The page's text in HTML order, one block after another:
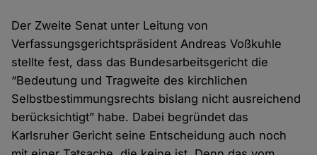
Der Zweite Senat unter Leitung von
Verfassungsgerichtspräsident Andreas Voßkuhle
stellte fest, dass das Bundesarbeitsgericht die
“Bedeutung und Tragweite des kirchlichen
Selbstbestimmungsrechts bislang nicht ausreichend
berücksichtigt” habe. Dabei begründet das
Karlsruher Gericht seine Entscheidung auch noch